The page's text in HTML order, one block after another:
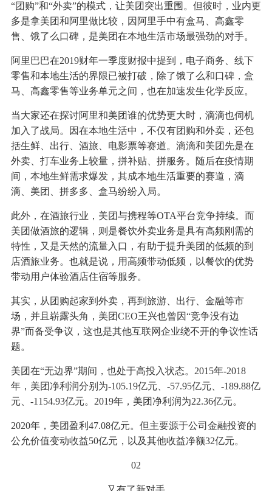
“团购”和“外卖”的模式，让美团突出重围。但彼时，业内更
多是拿美团和阿里做比较，因阿里手中有盒马、高鑫零
售、饿了么口碑，是美团在本地生活市场最强劲的对手。
阿里巴巴在2019财年一季度财报中提到，电子商务、线下
零售和本地生活的界限已被打破，除了饿了么和口碑，盒
马、高鑫零售等业务单元之间，也在加速发生化学反应。
当大家还在探讨阿里和美团谁的优势更大时，滴滴也伺机
加入了战局。因在本地生活中，不仅有团购和外卖，还包
括生鲜、出行、酒旅、电影票等赛道。滴滴和美团先是在
外卖、打车业务上较量，拼补贴、拼服务。随后在疫情期
间，本地生鲜需求爆发，其成本地生活重要的赛道，滴
滴、美团、拼多多、盒马纷纷入局。
此外，在酒旅行业，美团与携程等OTA平台竞争持续。而
美团做酒旅的逻辑，则是餐饮外卖业务是具有高频刚需的
特性，又是天然的流量入口，有助于提升美团的低频的到
店酒旅业务。也就是说，用高频带动低频，以餐饮的优势
带动用户体验酒店住宿等服务。
其实，从团购起家到外卖，再到旅游、出行、金融等市
场，并且崭露头角，美团CEO王兴也曾因“竞争没有边
界”而备受争议，这也是其他互联网企业绕不开的争议性话
题。
美团在“无边界”期间，也处于高投入状态。2015年-2018
年，美团净利润分别为-105.19亿元、-57.95亿元、-189.88亿
元、-1154.93亿元。2019年，美团净利润为22.36亿元。
2020年，美团盈利47.08亿元。但主要源于公司金融投资的
公允价值变动收益50亿元，以及其他收益净额32亿元。
02